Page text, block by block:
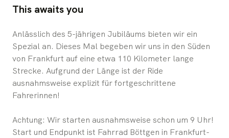
This awaits you
Anlässlich des 5-jährigen Jubiläums bieten wir ein
Spezial an. Dieses Mal begeben wir uns in den Süden
von Frankfurt auf eine etwa 110 Kilometer lange
Strecke. Aufgrund der Länge ist der Ride
ausnahmsweise explizit für fortgeschrittene
Fahrerinnen!
Achtung: Wir starten ausnahmsweise schon um 9 Uhr!
Start und Endpunkt ist Fahrrad Böttgen in Frankfurt-